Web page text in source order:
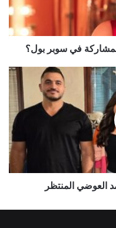
في سوبر بول؟
العوضي المنتظر